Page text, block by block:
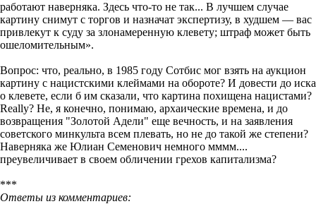
работают наверняка. Здесь что-то не так... В лучшем случае
картину снимут с торгов и назначат экспертизу, в худшем — вас
привлекут к суду за злонамеренную клевету; штраф может быть
ошеломительным».
Вопрос: что, реально, в 1985 году Сотбис мог взять на аукцион
картину с нацистскими клеймами на обороте? И довести до иска
о клевете, если б им сказали, что картина похищена нацистами?
Really? Не, я конечно, понимаю, архаические времена, и до
возвращения "Золотой Адели" еще вечность, и на заявления
советского минкульта всем плевать, но не до такой же степени?
Наверняка же Юлиан Семенович немного мммм....
преувеличивает в своем обличении грехов капитализма?
***
Ответы из комментариев: